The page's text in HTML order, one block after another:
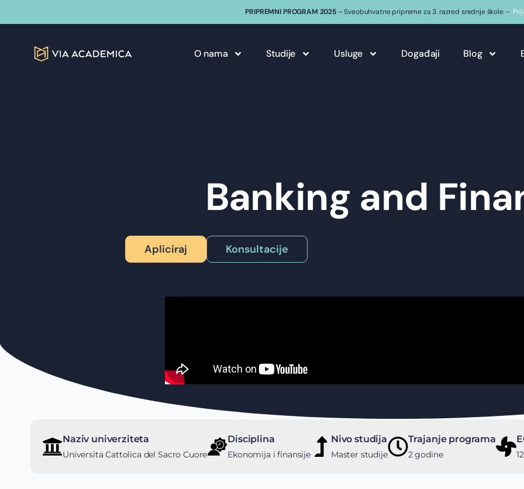
PRIPREMNI PROGRAM 2025– Sveobuhvatne pripreme za 3. razred srednje škole –
O nama Studije Usluge Događaji Blog
Banking and
Apliciraj Konsultacije
Naziv univerziteta
Universita Cattolica del Sacro Cuore
Disciplina
Ekonomija i finansije
Nivo studija
Master studije
Trajanje programa
2 godine